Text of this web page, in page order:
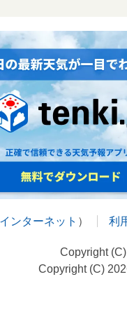
ンターネット ） 利
Copyright
Copyright (C)